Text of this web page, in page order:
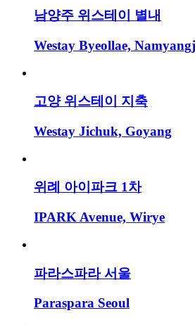
남양주 위스테이 별내
Westay Byeollae,
고양 위스테이 지축
Westay Jichuk, Goyang
위례 아이파크 1차
IPARK Avenue, Wirye
파라스파라 서울
Paraspara Seoul